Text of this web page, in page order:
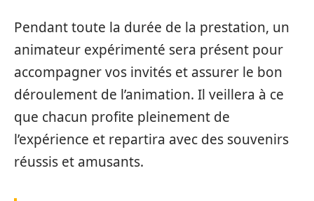
Pendant toute la durée de la prestation, un
animateur expérimenté sera présent pour
accompagner vos invités et assurer le bon
déroulement de l’animation. Il veillera à ce
que chacun profite pleinement de
l’expérience et repartira avec des souvenirs
réussis et amusants.